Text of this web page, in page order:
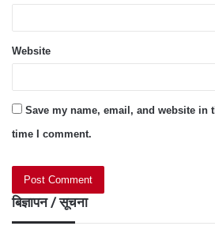
Website
Save my name, email, and website in
time I comment.
बिज्ञापन / सूचना